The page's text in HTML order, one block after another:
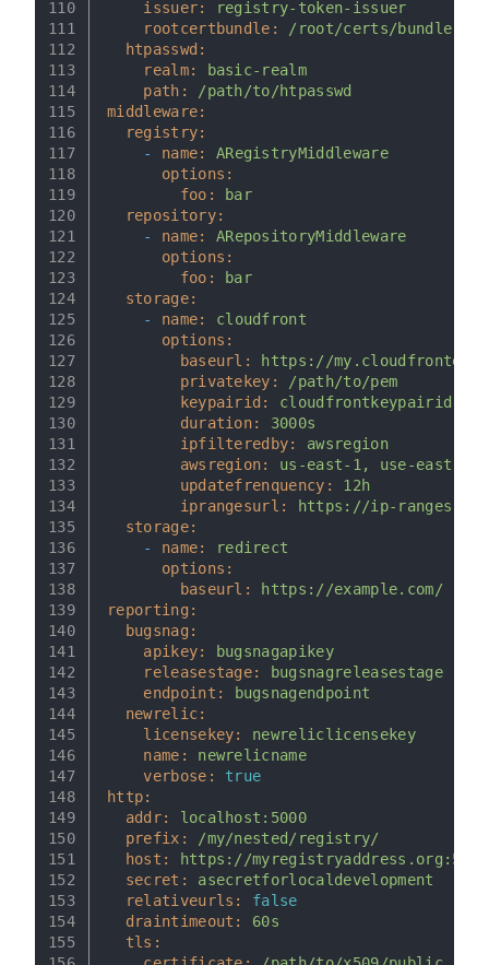
110
111
112
113
114
115
116
117
118
119
120
121
122
123
124
125
126
127
128
129
130
131
132
133
134
135
136
137
138
139
140
141
142
143
144
145
146
147
148
149
150
151
152
153
154
155
issuer:
registry-token-issuer
rootcertbundle:
/root/certs/bundle
htpasswd:
realm:
basic-realm
path:
/path/to/htpasswd
middleware:
registry:
-
name:
ARegistryMiddleware
options:
foo:
bar
repository:
-
name:
ARepositoryMiddleware
options:
foo:
bar
storage:
-
name:
cloudfront
options:
baseurl:
https://
privatekey:
/path/to/pem
keypairid:
cloudfrontkeypairid
duration:
3000s
ipfilteredby:
awsregion
awsregion:
us-east-1,
use-east-2
updatefrenquency:
12h
iprangesurl:
https://ip-
storage:
-
name:
redirect
options:
baseurl:
https://example.com/
reporting:
bugsnag:
apikey:
bugsnagapikey
releasestage:
bugsnagreleasestage
endpoint:
bugsnagendpoint
newrelic:
licensekey:
newreliclicensekey
name:
newrelicname
verbose:
true
http:
addr:
localhost:5000
prefix:
/my/nested/registry/
host:
https://myregistryaddress.org:5000
secret:
asecretforlocaldevelopment
relativeurls:
false
draintimeout:
60s
tls: